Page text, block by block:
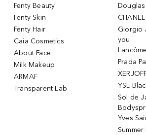
Fenty Beauty
Fenty Skin
Fenty Hair
Caia Cosmetics
About Face
Milk Makeup
ARMAF
Transparent Lab
Giorgio
you
Prada
YSL
Sol de
Yves